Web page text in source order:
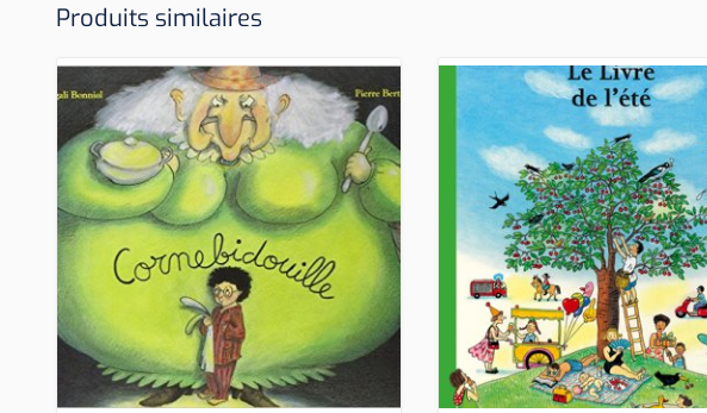
Produits similaires